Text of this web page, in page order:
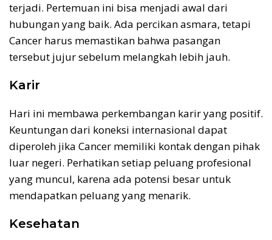
terjadi. Pertemuan ini bisa menjadi awal dari
hubungan yang baik. Ada percikan asmara, tetapi
Cancer harus memastikan bahwa pasangan
tersebut jujur sebelum melangkah lebih jauh.
Karir
Hari ini membawa perkembangan karir yang positif.
Keuntungan dari koneksi internasional dapat
diperoleh jika Cancer memiliki kontak dengan pihak
luar negeri. Perhatikan setiap peluang profesional
yang muncul, karena ada potensi besar untuk
mendapatkan peluang yang menarik.
Kesehatan